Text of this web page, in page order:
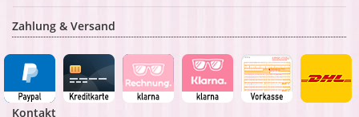
Zahlung & Versand
Kontakt